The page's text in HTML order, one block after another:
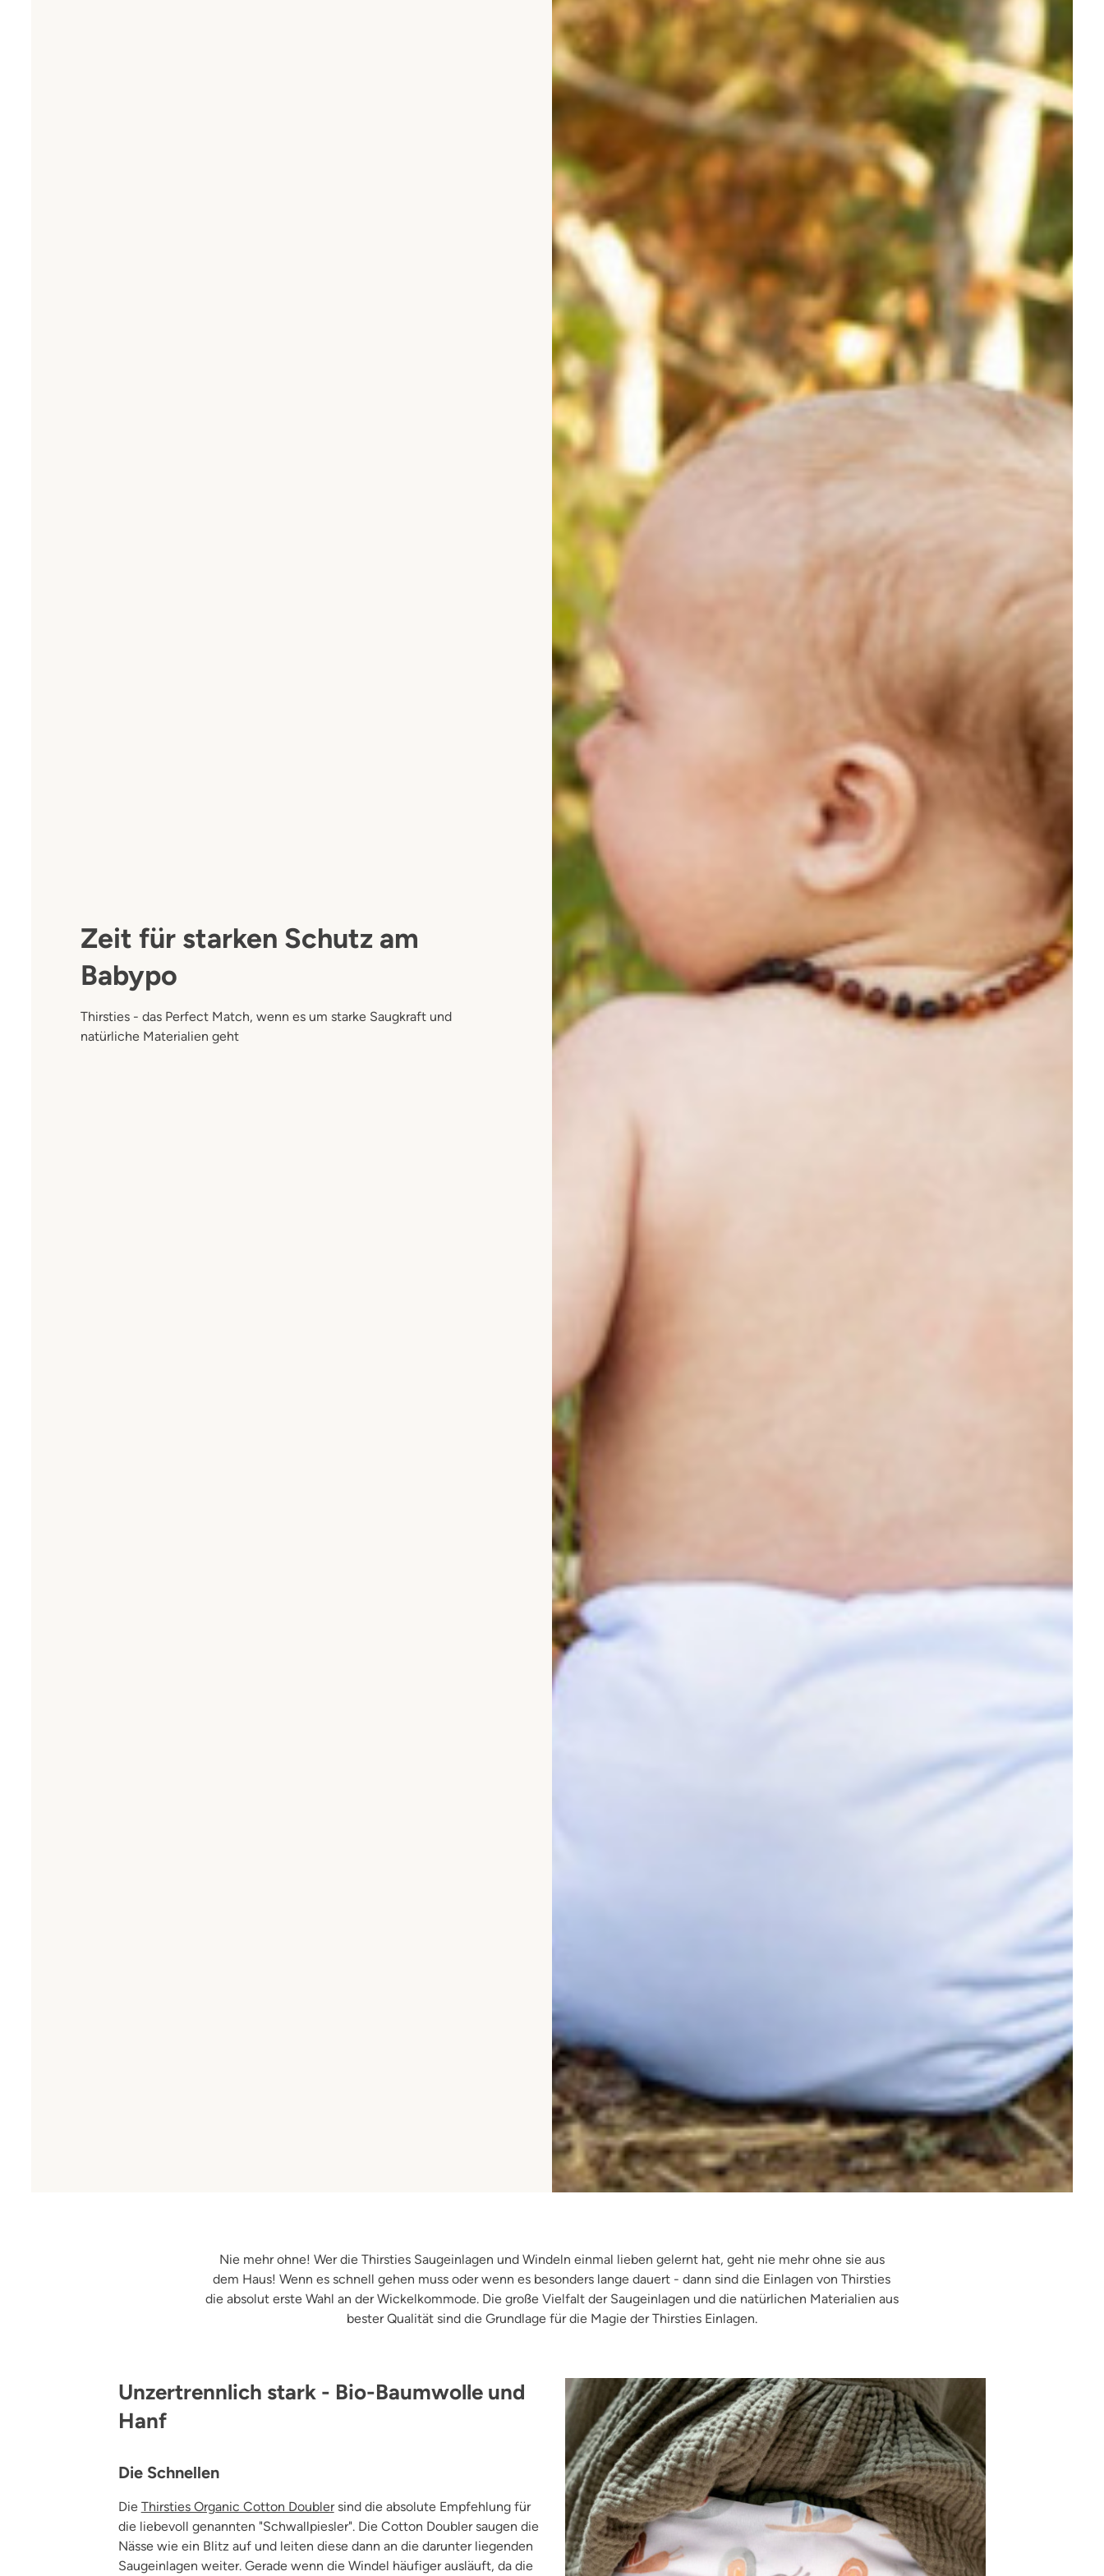
Zeit für starken Schutz am
Babypo
Thirsties - das Perfect Match, wenn es um starke Saugkraft und
natürliche Materialien geht
Nie mehr ohne! Wer die Thirsties Saugeinlagen und Windeln einmal lieben gelernt hat, geht nie mehr ohne sie aus
dem Haus! Wenn es schnell gehen muss oder wenn es besonders lange dauert - dann sind die Einlagen von Thirsties
die absolut erste Wahl an der Wickelkommode. Die große Vielfalt der Saugeinlagen und die natürlichen Materialien aus
bester Qualität sind die Grundlage für die Magie der Thirsties Einlagen.
Unzertrennlich stark - Bio-Baumwolle und
Hanf
Die Schnellen
Die Thirsties Organic Cotton Doublersind die absolute Empfehlung für
die liebevoll genannten "Schwallpiesler". Die Cotton Doubler saugen die
Nässe wie ein Blitz auf und leiten diese dann an die darunter liegenden
Saugeinlagen weiter. Gerade wenn die Windel häufiger ausläuft, da die